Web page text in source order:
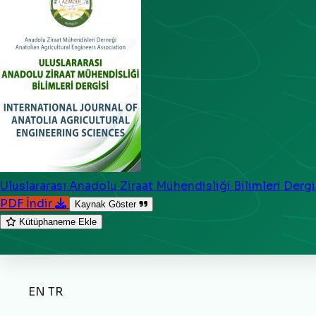
Uluslararası Anadolu Ziraat Mühendisliği Bilimleri
PDF İndir
Kaynak Göster
Kütüphaneme Ekle
EN TR